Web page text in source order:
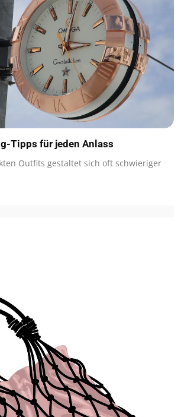
Tipps für jeden Anlass
Outfits gestaltet sich oft schwieriger